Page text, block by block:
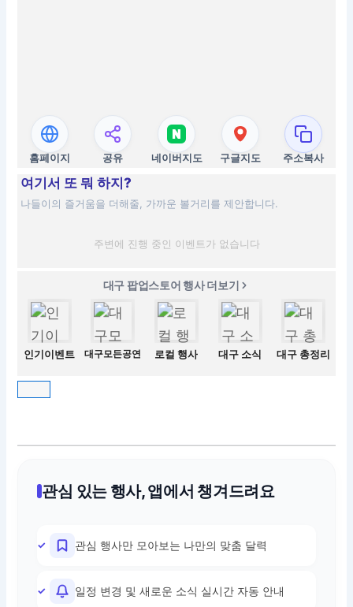
홈페이지 공유 네이버지도 구글지도 주소복사
여기서 또 뭐 하지?
나들이의 즐거움을 더해줄, 가까운 볼거리를 제안합니다.
주변에 진행 중인 이벤트가 없습니다
대구 팝업스토어 행사 더보기
인기이벤트 대구모든공연 로컬 행사 대구 소식 대구 총정리
관심 있는 행사, 앱에서 챙겨드려요
관심 행사만 모아보는 나만의 맞춤 달력
일정 변경 및 새로운 소식 실시간 자동 안내